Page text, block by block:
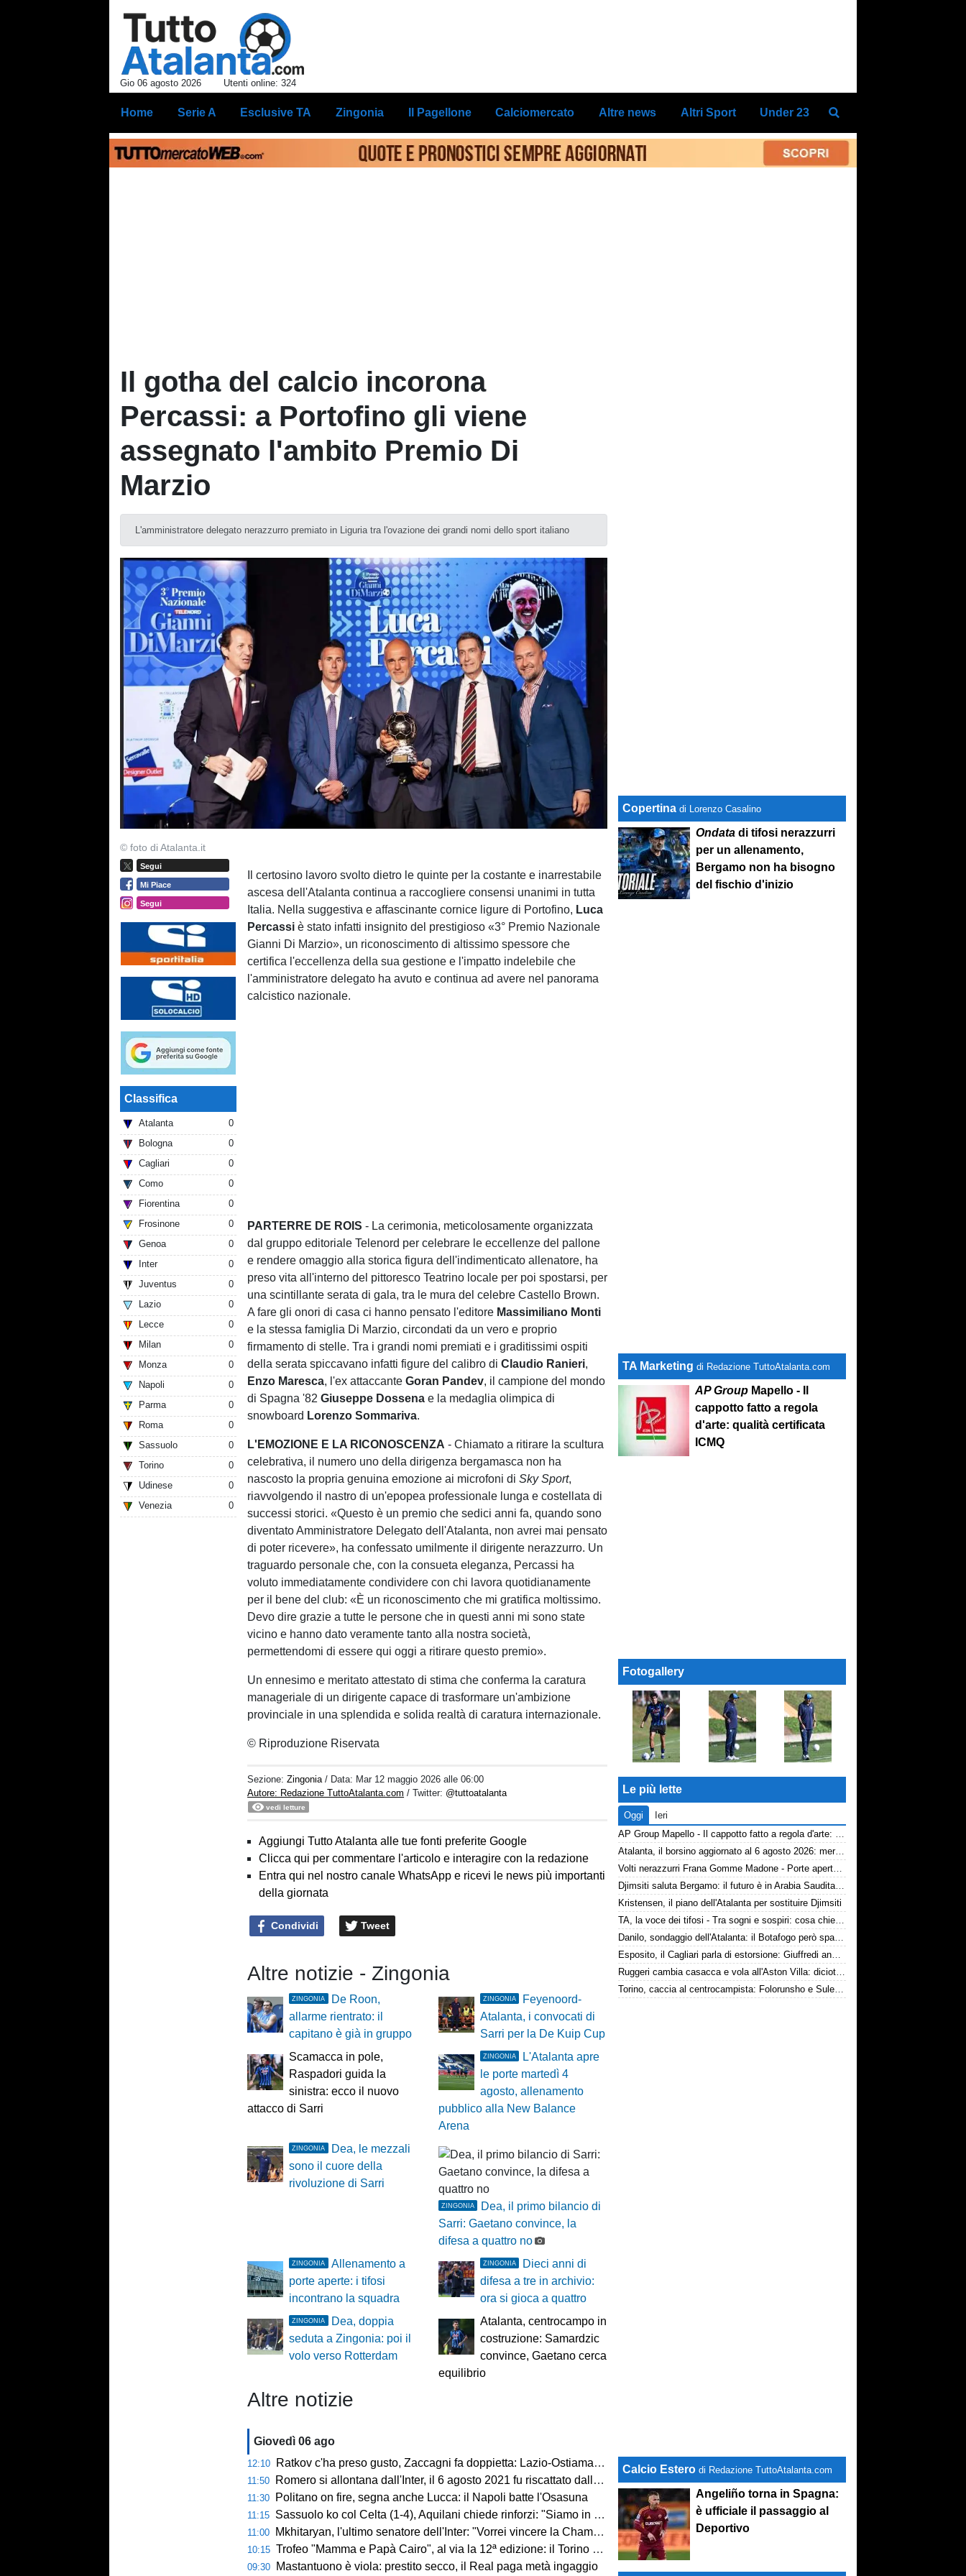
Gio 06 agosto 2026 Utenti online: 324
Home Serie A Esclusive TA Zingonia Il Pagellone Calciomercato Altre news Altri Sport Under 23
Il gotha del calcio incorona
Percassi: a Portofino gli viene
assegnato l'ambito Premio Di
Marzio
L'amministratore delegato nerazzurro premiato in Liguria tra l'ovazione dei grandi nomi dello sport italiano
© foto di Atalanta.it
Segui
Mi Piace
Segui
Classifica
Atalanta
0
Bologna
0
Cagliari
0
Como
0
Fiorentina
0
Frosinone
0
Genoa
0
Inter
0
Juventus
0
Lazio
0
Lecce
0
Milan
0
Monza
0
Napoli
0
Parma
0
Roma
0
Sassuolo
0
Torino
0
Udinese
0
Venezia
0
Il certosino lavoro svolto dietro le quinte per la costante e inarrestabile
ascesa dell'Atalanta continua a raccogliere consensi unanimi in tutta
Italia. Nella suggestiva e affascinante cornice ligure di Portofino, Luca
Percassi è stato infatti insignito del prestigioso «3° Premio Nazionale
Gianni Di Marzio», un riconoscimento di altissimo spessore che
certifica l'eccellenza della sua gestione e l'impatto indelebile che
l'amministratore delegato ha avuto e continua ad avere nel panorama
calcistico nazionale.
PARTERRE DE ROIS - La cerimonia, meticolosamente organizzata
dal gruppo editoriale Telenord per celebrare le eccellenze del pallone
e rendere omaggio alla storica figura dell'indimenticato allenatore, ha
preso vita all'interno del pittoresco Teatrino locale per poi spostarsi, per
una scintillante serata di gala, tra le mura del celebre Castello Brown.
A fare gli onori di casa ci hanno pensato l'editore Massimiliano Monti
e la stessa famiglia Di Marzio, circondati da un vero e proprio
firmamento di stelle. Tra i grandi nomi premiati e i graditissimi ospiti
della serata spiccavano infatti figure del calibro diClaudio Ranieri,
Enzo Maresca, l'ex attaccanteGoran Pandev, il campione del mondo
di Spagna '82Giuseppe Dossena e la medaglia olimpica di
snowboard Lorenzo Sommariva.
L'EMOZIONE E LA RICONOSCENZA - Chiamato a ritirare la scultura
celebrativa, il numero uno della dirigenza bergamasca non ha
nascosto la propria genuina emozione ai microfoni diSky Sport,
riavvolgendo il nastro di un'epopea professionale lunga e costellata di
successi storici. «Questo è un premio che sedici anni fa, quando sono
diventato Amministratore Delegato dell'Atalanta, non avrei mai pensato
di poter ricevere», ha confessato umilmente il dirigente nerazzurro. Un
traguardo personale che, con la consueta eleganza, Percassi ha
voluto immediatamente condividere con chi lavora quotidianamente
per il bene del club: «È un riconoscimento che mi gratifica moltissimo.
Devo dire grazie a tutte le persone che in questi anni mi sono state
vicino e hanno dato veramente tanto alla nostra società,
permettendomi di essere qui oggi a ritirare questo premio».
Un ennesimo e meritato attestato di stima che conferma la caratura
manageriale di un dirigente capace di trasformare un'ambizione
provinciale in una splendida e solida realtà di caratura internazionale.
© Riproduzione Riservata
Sezione:Zingonia / Data: Mar 12 maggio 2026 alle 06:00
Autore: Redazione TuttoAtalanta.com / Twitter: @tuttoatalanta
vedi letture
Aggiungi Tutto Atalanta alle tue fonti preferite Google
Clicca qui per commentare l'articolo e interagire con la redazione
Entra qui nel nostro canale WhatsApp e ricevi le news più importanti
della giornata
Condividi Tweet
Altre notizie - Zingonia
ZINGONIA
De Roon,
allarme rientrato: il
capitano è già in gruppo
ZINGONIA
Feyenoord-
Atalanta, i convocati di
Sarri per la De Kuip Cup
Scamacca in pole,
Raspadori guida la
sinistra: ecco il nuovo
attacco di Sarri
ZINGONIA
L'Atalanta apre
le porte martedì 4
agosto, allenamento
pubblico alla New Balance
Arena
ZINGONIA
Dea, le mezzali
sono il cuore della
rivoluzione di Sarri
ZINGONIA
Dea, il primo bilancio di
Sarri: Gaetano convince, la
difesa a quattro no
ZINGONIA
Allenamento a
porte aperte: i tifosi
incontrano la squadra
ZINGONIA
Dieci anni di
difesa a tre in archivio:
ora si gioca a quattro
ZINGONIA
Dea, doppia
seduta a Zingonia: poi il
volo verso Rotterdam
Atalanta, centrocampo in
costruzione: Samardzic
convince, Gaetano cerca
equilibrio
Altre notizie
Giovedì 06 ago
12:10 Ratkov c'ha preso gusto, Zaccagni fa doppietta: Lazio-Ostiamare 4-0
11:50 Romero si allontana dall'Inter, il 6 agosto 2021 fu riscattato dalla Dea
11:30 Politano on fire, segna anche Lucca: il Napoli batte l'Osasuna
11:15 Sassuolo ko col Celta (1-4), Aquilani chiede rinforzi: "Siamo in difficoltà"
11:00 Mkhitaryan, l'ultimo senatore dell'Inter: "Vorrei vincere la Champions"
10:15 Trofeo "Mamma e Papà Cairo", al via la 12ª edizione: il Torino sogna il poker
09:30 Mastantuono è viola: prestito secco, il Real paga metà ingaggio
Copertina di Lorenzo Casalino
Ondata di tifosi nerazzurri
per un allenamento,
Bergamo non ha bisogno
del fischio d'inizio
TA Marketing di Redazione TuttoAtalanta.com
AP Group Mapello - Il
cappotto fatto a regola
d'arte: qualità certificata
ICMQ
Fotogallery
Le più lette
Oggi
Ieri
AP Group Mapello - Il cappotto fatto a regola d'arte: qualità certificata ICMQ
Atalanta, il borsino aggiornato al 6 agosto 2026: mercato in entrata ancora in stand-by. Si lavora sulle cessioni
Volti nerazzurri Frana Gomme Madone - Porte aperte alla New Balance Arena: i volti dei tifosi della Dea
Djimsiti saluta Bergamo: il futuro è in Arabia Saudita! Tre milioni e firma biennale
Kristensen, il piano dell'Atalanta per sostituire Djimsiti
TA, la voce dei tifosi - Tra sogni e sospiri: cosa chiedono davvero i tifosi dell'Atalanta
Danilo, sondaggio dell'Atalanta: il Botafogo però spara alto
Esposito, il Cagliari parla di estorsione: Giuffredi annuncia denuncia
Ruggeri cambia casacca e vola all'Aston Villa: diciotto milioni più bonus
Torino, caccia al centrocampista: Folorunsho e Sulemana nel mirino
Calcio Estero di Redazione TuttoAtalanta.com
Angeliño torna in Spagna:
è ufficiale il passaggio al
Deportivo